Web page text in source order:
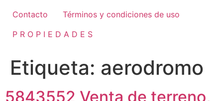
Contacto
Términos y condiciones de uso
P R O P I E D A D E S
Etiqueta: aerodromo
5843552 Venta de terreno,